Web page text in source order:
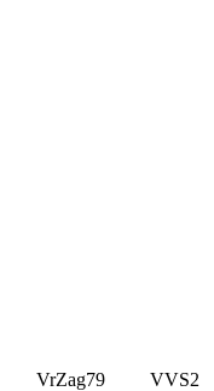
VrZag79
VVS2